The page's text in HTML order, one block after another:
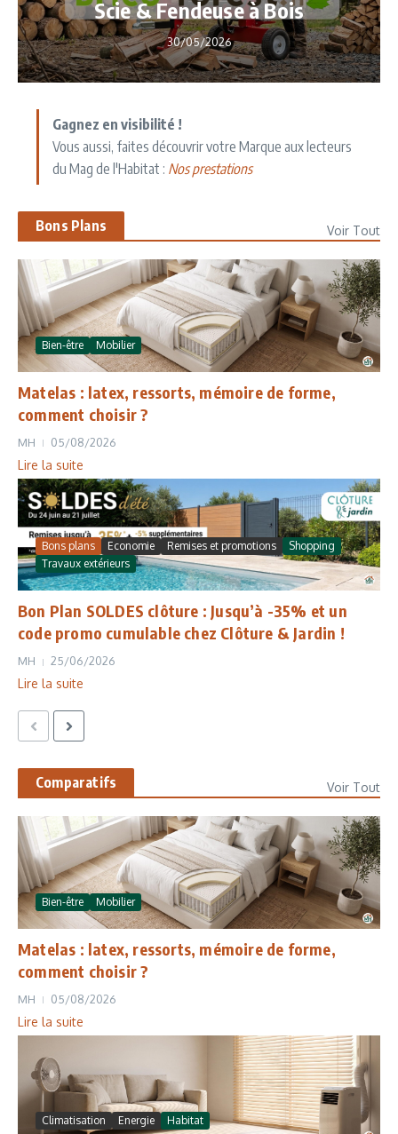
Scie & Fendeuse à Bois
30/05/2026
Gagnez en visibilité !
Vous aussi, faites découvrir votre Marque aux lecteurs
du Mag de l'Habitat : Nos prestations
Bons Plans Voir Tout
Bien-être Mobilier
Matelas : latex, ressorts, mémoire de forme,
comment choisir ?
MH 05/08/2026
Lire la suite
Bons plans Economie Remises et promotions
Shopping
Travaux extérieurs
Bon Plan SOLDES clôture : Jusqu’à -35% et un
code promo cumulable chez Clôture & Jardin !
MH 25/06/2026
Lire la suite
Comparatifs Voir Tout
Bien-être Mobilier
Matelas : latex, ressorts, mémoire de forme,
comment choisir ?
MH 05/08/2026
Lire la suite
Climatisation Energie Habitat